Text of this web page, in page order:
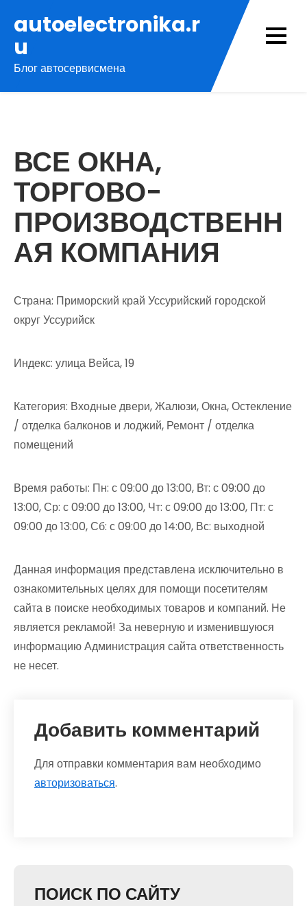
содержимому
autoelectronika.r
u
Блог автосервисмена
ВСЕ ОКНА,
ТОРГОВО-
ПРОИЗВОДСТВЕНН
АЯ КОМПАНИЯ
Страна: Приморский край Уссурийский городской
округ Уссурийск
Индекс: улица Вейса, 19
Категория: Входные двери, Жалюзи, Окна, Остекление
/ отделка балконов и лоджий, Ремонт / отделка
помещений
Время работы: Пн: с 09:00 до 13:00, Вт: с 09:00 до
13:00, Ср: с 09:00 до 13:00, Чт: с 09:00 до 13:00, Пт: с
09:00 до 13:00, Сб: с 09:00 до 14:00, Вс: выходной
Данная информация представлена исключительно в
ознакомительных целях для помощи посетителям
сайта в поиске необходимых товаров и компаний. Не
является рекламой! За неверную и изменившуюся
информацию Администрация сайта ответственность
не несет.
Добавить комментарий
Для отправки комментария вам необходимо
авторизоваться.
ПОИСК ПО САЙТУ